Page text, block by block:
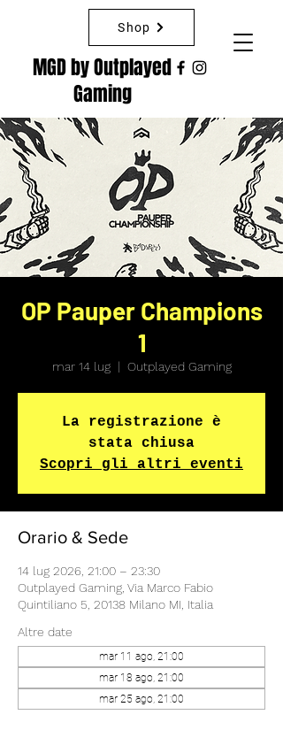
MGD by Outplayed
Gaming
Shop
OP Pauper Champions
1
mar 14 lug
  |
Outplayed Gaming
La registrazione è
stata chiusa
Scopri gli altri eventi
Orario & Sede
14 lug 2026, 21:00 – 23:30
Outplayed Gaming, Via Marco Fabio
Quintiliano 5, 20138 Milano MI, Italia
Altre date
mar 11 ago, 21:00
mar 18 ago, 21:00
mar 25 ago, 21:00